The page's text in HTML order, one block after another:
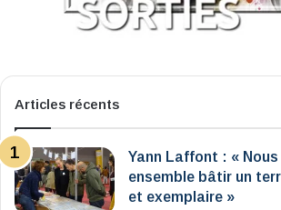
Articles récents
Yann Laffont : «
ensemble bâtir un
et exemplaire »